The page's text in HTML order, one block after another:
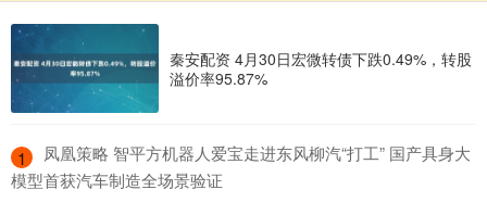
秦安配资 4月30日宏微转债下跌0.49%，转股
溢价率95.87%
1
​凤凰策略 智平方机器人爱宝走进东风柳汽“打工” 国产具身大
模型首获汽车制造全场景验证